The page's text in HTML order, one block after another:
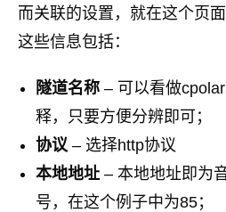
而关联的设置，就在这个页
这些信息包括：
隧道名称 – 可以看做
释，只要方便分辨即可；
协议 – 选择http协议
本地地址 – 本地地址即为
号，在这个例子中为85；